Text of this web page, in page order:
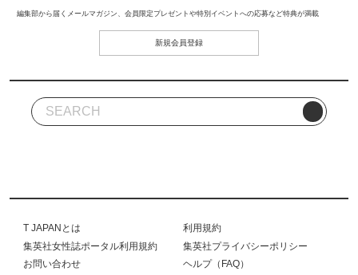
編集部から届くメールマガジン、会員限定プレゼントや特別イベントへの応募など特典が満載
新規会員登録
T JAPANとは
利用規約
集英社女性誌ポータル利用規約
集英社プライバシーポリシー
お問い合わせ
ヘルプ（FAQ）